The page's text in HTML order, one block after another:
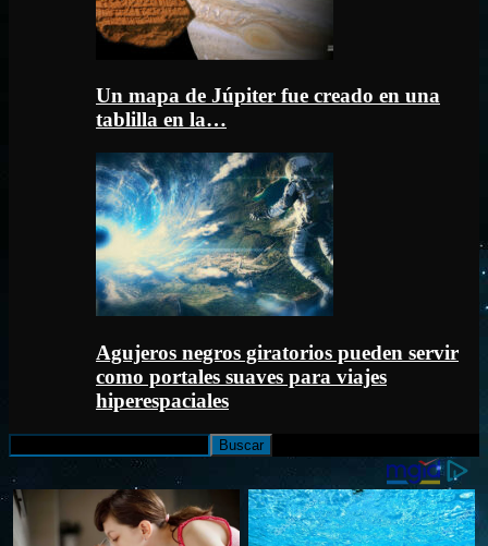
Un mapa de Júpiter fue creado en una
tablilla en la…
Agujeros negros giratorios pueden servir
como portales suaves para viajes
hiperespaciales